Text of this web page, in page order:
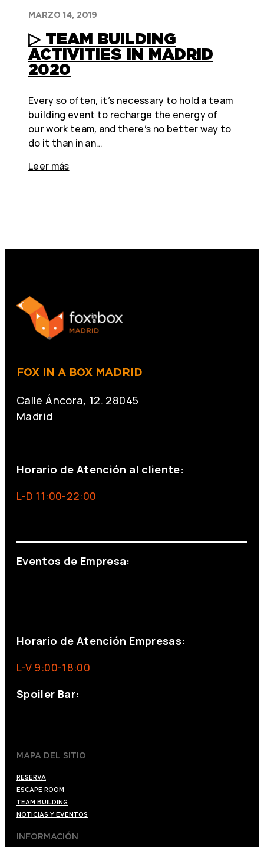
MARZO 14, 2019
▷ TEAM BUILDING
ACTIVITIES IN MADRID
2020
Every so often, it’s necessary to hold a team
building event to recharge the energy of
our work team, and there’s no better way to
do it than in an…
Leer más
FOX IN A BOX MADRID
Calle Áncora, 12. 28045
Madrid
Horario de Atención al cliente:
L-D 11:00-22:00
Eventos de Empresa:
Horario de Atención Empresas:
L-V 9:00-18:00
Spoiler Bar:
MAPA DEL SITIO
RESERVA
ESCAPE ROOM
TEAM BUILDING
NOTICIAS Y EVENTOS
INFORMACIÓN